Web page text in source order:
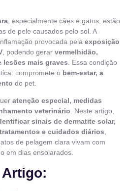
, especialmente cães e gatos, estão
de pele causados pelo sol. A
provocada pela exposição
, podendo gerar vermelhidão,
lesões mais graves . Essa condição
compromete o bem-estar, a
do pet.
atenção especial, medidas
veterinário . Neste artigo,
sinais de dermatite solar,
e cuidados diários
de pelagem clara vivam com
em dias ensolarados.